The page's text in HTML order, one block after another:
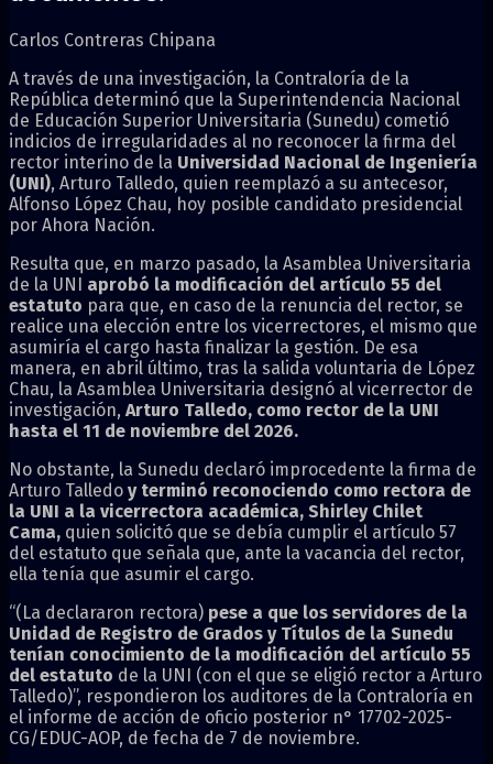
Carlos Contreras Chipana
A través de una investigación, la Contraloría de la
República determinó que la Superintendencia Nacional
de Educación Superior Universitaria (Sunedu) cometió
indicios de irregularidades al no reconocer la firma del
rector interino de la Universidad Nacional de Ingeniería
(UNI), Arturo Talledo, quien reemplazó a su antecesor,
Alfonso López Chau, hoy posible candidato presidencial
por Ahora Nación.
Resulta que, en marzo pasado, la Asamblea Universitaria
de la UNI aprobó la modificación del artículo 55 del
estatuto para que, en caso de la renuncia del rector, se
realice una elección entre los vicerrectores, el mismo que
asumiría el cargo hasta finalizar la gestión. De esa
manera, en abril último, tras la salida voluntaria de López
Chau, la Asamblea Universitaria designó al vicerrector de
investigación, Arturo Talledo, como rector de la UNI
hasta el 11 de noviembre del 2026.
No obstante, la Sunedu declaró improcedente la firma de
Arturo Talledo y terminó reconociendo como rectora de
la UNI a la vicerrectora académica, Shirley Chilet
Cama, quien solicitó que se debía cumplir el artículo 57
del estatuto que señala que, ante la vacancia del rector,
ella tenía que asumir el cargo.
“(La declararon rectora) pese a que los servidores de la
Unidad de Registro de Grados y Títulos de la Sunedu
tenían conocimiento de la modificación del artículo 55
del estatuto de la UNI (con el que se eligió rector a Arturo
Talledo)”, respondieron los auditores de la Contraloría en
el informe de acción de oficio posterior n° 17702-2025-
CG/EDUC-AOP, de fecha de 7 de noviembre.